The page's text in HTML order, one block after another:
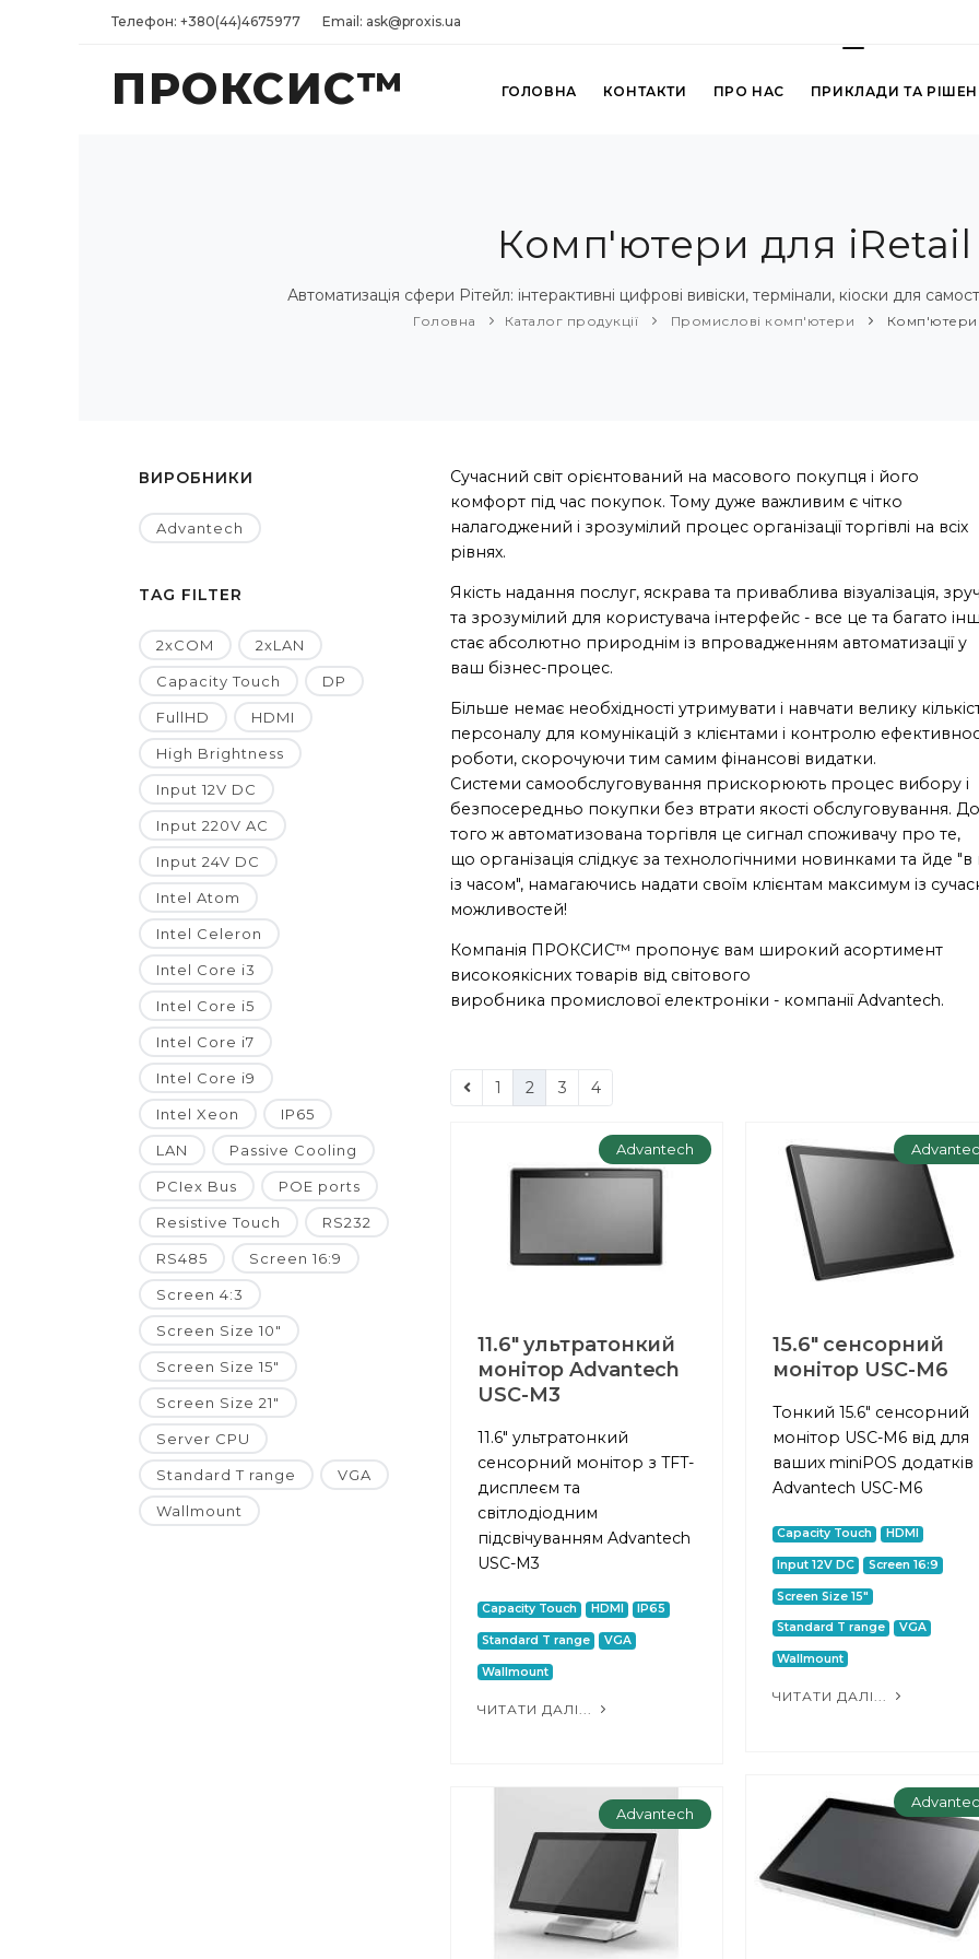
Телефон: +380(44)4675977 Email: ask@proxis.ua
ПРОКСИС™ ГОЛОВНА КОНТАКТИ ПРО НАС ПРИКЛАДИ ТА
Комп'ютери для iRetail
Автоматизація сфери Рітейл: інтерактивні цифрові вивіски, термінали, кіоски для
Головна Каталог продукції Промислові комп'ютери Комп'ютери
ВИРОБНИКИ
Advantech
TAG FILTER
2xCOM 2xLAN
Capacity Touch DP
FullHD HDMI
High Brightness
Input 12V DC
Input 220V AC
Input 24V DC
Intel Atom
Intel Celeron
Intel Core i3
Intel Core i5
Intel Core i7
Intel Core i9
Intel Xeon IP65
LAN Passive Cooling
PCIex Bus POE ports
Resistive Touch RS232
RS485 Screen 16:9
Screen 4:3
Screen Size 10"
Screen Size 15"
Screen Size 21"
Server CPU
Standard T range VGA
Wallmount
Сучасний світ орієнтований на масового покупця і його
комфорт під час покупок. Тому дуже важливим є чітко
налагоджений і зрозумілий процес організації торгівлі на всіх
рівнях.
Якість надання послуг, яскрава та приваблива візуалізація,
та зрозумілий для користувача інтерфейс - все це та багато
стає абсолютно природнім із впровадженням автоматизації у
ваш бізнес-процес.
Більше немає необхідності утримувати і навчати велику
персоналу для комунікацій з клієнтами і контролю
роботи, скорочуючи тим самим фінансові видатки.
Системи самообслуговування прискорюють процес вибору і
безпосередньо покупки без втрати якості обслуговування. До
того ж автоматизована торгівля це сигнал споживачу про те,
що організація слідкує за технологічними новинками та йде "в
із часом", намагаючись надати своїм клієнтам максимум із
можливостей!
Компанія ПРОКСИС™ пропонує вам широкий асортимент
високоякісних товарів від світового
виробника промислової електроніки - компанії Advantech.
1 2 3 4
Advantech
11.6" ультратонкий
монітор Advantech
USC-M3
11.6" ультратонкий
сенсорний монітор з TFT-
дисплеєм та
світлодіодним
підсвічуванням Advantech
USC-M3
Capacity Touch HDMI IP65
Standard T range VGA
Wallmount
ЧИТАТИ ДАЛІ...
15.6" сенсорний
монітор USC-M6
Тонкий 15.6" сенсорний
монітор USC-M6 від для
ваших miniPOS додатків
Advantech USC-M6
Capacity Touch HDMI
Input 12V DC Screen 16:9
Screen Size 15"
Standard T range VGA
Wallmount
ЧИТАТИ ДАЛІ...
Advantech